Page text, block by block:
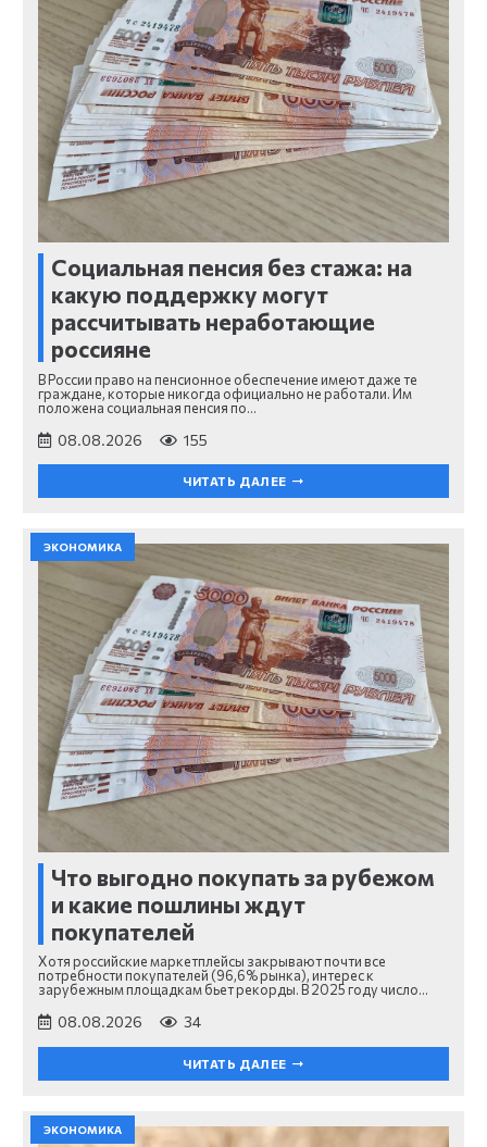
Социальная пенсия без стажа: на
какую поддержку могут
рассчитывать неработающие
россияне
В России право на пенсионное обеспечение имеют даже те
граждане, которые никогда официально не работали. Им
положена социальная пенсия по…
08.08.2026 155
ЧИТАТЬ ДАЛЕЕ
ЭКОНОМИКА
Что выгодно покупать за рубежом
и какие пошлины ждут
покупателей
Хотя российские маркетплейсы закрывают почти все
потребности покупателей (96,6% рынка), интерес к
зарубежным площадкам бьет рекорды. В 2025 году число…
08.08.2026 34
ЧИТАТЬ ДАЛЕЕ
ЭКОНОМИКА